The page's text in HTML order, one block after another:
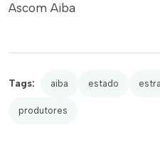
Ascom Aiba
Tags: aiba estado
produtores